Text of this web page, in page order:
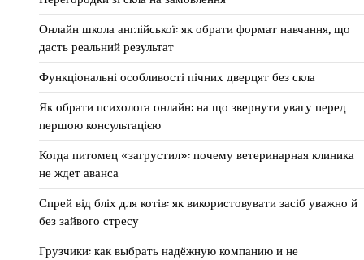
Онлайн школа англійської: як обрати формат навчання, що
дасть реальний результат
Функціональні особливості пічних дверцят без скла
Як обрати психолога онлайн: на що звернути увагу перед
першою консультацією
Когда питомец «загрустил»: почему ветеринарная клиника
не ждет аванса
Спрей від бліх для котів: як використовувати засіб уважно й
без зайвого стресу
Грузчики: как выбрать надёжную компанию и не